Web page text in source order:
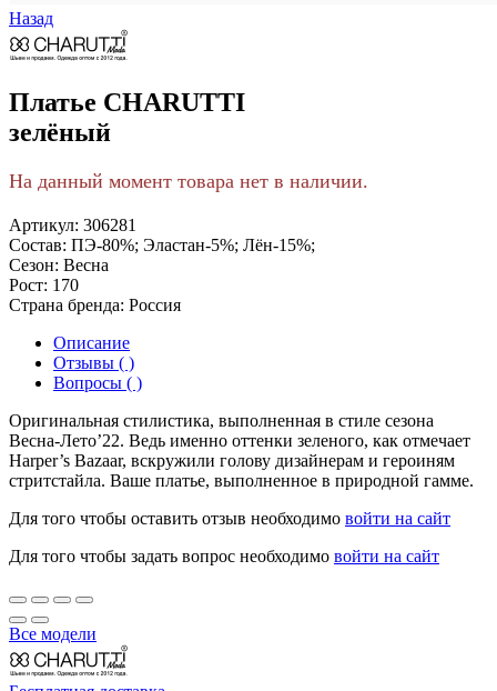
Назад
Платье CHARUTTI
зелёный
На данный момент товара нет в наличии.
Артикул: 306281
Состав: ПЭ-80%; Эластан-5%; Лён-15%;
Сезон: Весна
Рост: 170
Страна бренда: Россия
Описание
Отзывы ( )
Вопросы ( )
Оригинальная стилистика, выполненная в стиле сезона
Весна-Лето’22. Ведь именно оттенки зеленого, как отмечает
Harper’s Bazaar, вскружили голову дизайнерам и героиням
стритстайла. Ваше платье, выполненное в природной гамме.
Для того чтобы оставить отзыв необходимо войти на сайт
Для того чтобы задать вопрос необходимо войти на сайт
Все модели